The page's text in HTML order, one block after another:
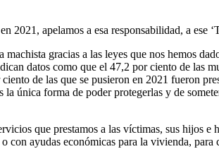
apelamos a esa responsabilidad, a ese
gracias a las leyes que nos hemos
datos como que el 47,2 por ciento de las
de las que se pusieron en 2021 fueron
única forma de poder protegerlas y de
que prestamos a las víctimas, sus hijos e
con ayudas económicas para la vivienda, para